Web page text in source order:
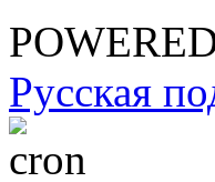
Русская